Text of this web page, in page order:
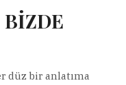
BİZDE
düz bir anlatıma